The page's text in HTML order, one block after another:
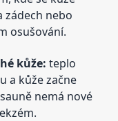
zádech nebo
osušování.
kůže: teplo
a kůže začne
nemá nové